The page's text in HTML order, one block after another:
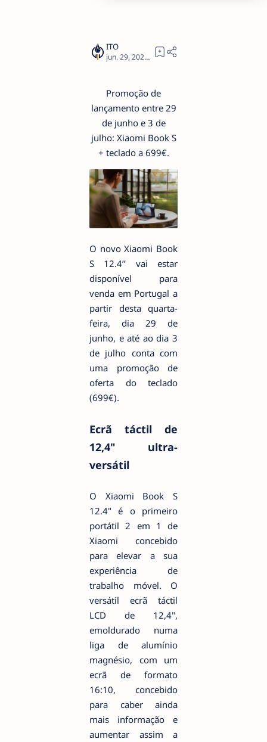
3
Promoção de
lançamento entre 29
de junho e 3 de
julho: Xiaomi Book S
+ teclado a 699€.
O novo Xiaomi Book
S 12.4’’ vai estar
disponível para
venda em Portugal a
partir desta quarta-
feira, dia 29 de
junho, e até ao dia 3
de julho conta com
uma promoção de
oferta do teclado
(699€).
Ecrã táctil de
12,4" ultra-
versátil
O Xiaomi Book S
12.4" é o primeiro
portátil 2 em 1 de
Xiaomi concebido
para elevar a sua
experiência de
trabalho móvel. O
versátil ecrã táctil
LCD de 12,4",
emoldurado numa
liga de alumínio
magnésio, com um
ecrã de formato
16:10, concebido
para caber ainda
mais informação e
aumentar assim a